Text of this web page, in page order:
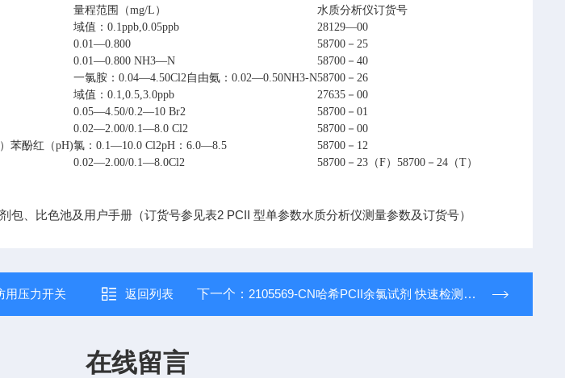
量程范围（mg/L）
水质分析仪订货号
域值：0.1ppb,0.05ppb
28129—00
0.01—0.800
58700－25
0.01—0.800 NH3—N
58700－40
一氯胺：0.04—4.50Cl2自由氨：0.02—0.50NH3-N58700－26
域值：0.1,0.5,3.0ppb
27635－00
0.05—4.50/0.2—10 Br2
58700－01
0.02—2.00/0.1—8.0 Cl2
58700－00
苯酚红（pH)氯：0.1—10.0 Cl2pH：6.0—8.5
58700－12
0.02—2.00/0.1—8.0Cl2 58700－23（F）58700－24（T）
包、比色池及用户手册（订货号参见表2 PCII 型单参数水质分析仪测量参数及订货号）
用压力开关 返回列表 下一个： 2105569-CN哈希PCII余氯试剂 快速检测管/试剂
在线留言